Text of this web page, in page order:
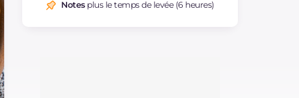
Notesplus le temps de levée (6 heures)